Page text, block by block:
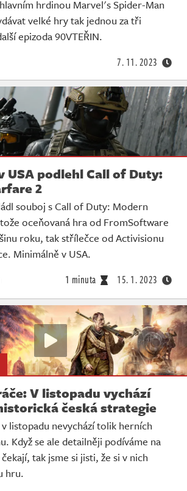
hrdinou Marvel's Spider-Man
velké hry tak jednou za tři
epizoda 90VTEŘIN.
7. 11. 2023
USA podlehl Call of Duty:
2
souboj s Call of Duty: Modern
oceňovaná hra od FromSoftware
roku, tak střílečce od Activisionu
Minimálně v USA.
1 minuta 15. 1. 2023
V listopadu vychází
česká strategie
listopadu nevychází tolik herních
Když se ale detailněji podíváme na
tak jsme si jisti, že si v nich
hru.